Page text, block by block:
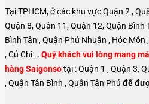
Tại TPHCM, ở các khu vực Quận 2 ,
Quận 8, Quận 11, Quận 12, Quận Bình
Bình Tân , Quận Phú Nhuận , Hóc Môn
, Củ Chi …Quý khách vui lòng mang
hàng Saigonsotại : Quận 1 , Quận 3,
, Quận Tân Bình , Quận Tân Phú để